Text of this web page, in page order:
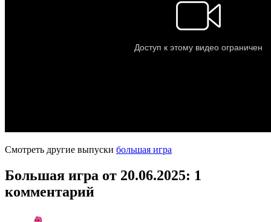
Смотреть другие выпуски большая игра
Большая игра от 20.06.2025: 1
комментарий